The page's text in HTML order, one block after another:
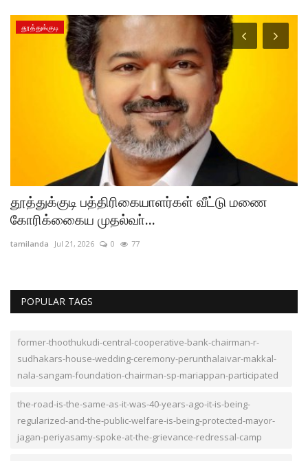
தூத்துக்குடி
தூத்துக்குடி பத்திரிகையாளர்கள் வீட்டு மணை
கோரிக்கைைய முதல்வா்...
tamilanda Jul 21, 2026 0 77
POPULAR TAGS
former-thoothukudi-central-cooperative-bank-chairman-r-
sudhakars-house-wedding-ceremony-perunthalaivar-makkal-
nala-sangam-foundation-chairman-sp-mariappan-participated
the-road-is-the-same-as-it-was-40-years-ago-it-is-being-
regularized-and-the-public-welfare-is-being-protected-mayor-
jagan-periyasamy-spoke-at-the-grievance-redressal-camp